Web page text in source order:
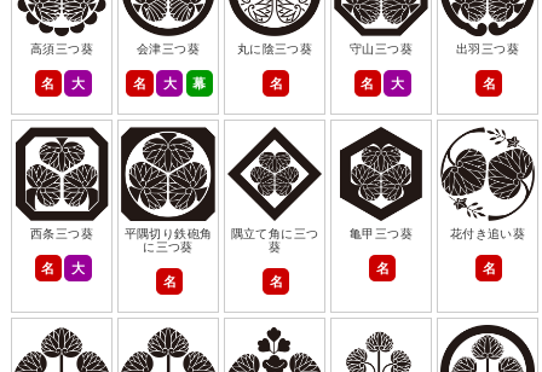
高須三つ葵
名 大
会津三つ葵
名 大 幕
丸に陰三つ葵
名
守山三つ葵
名 大
出羽三つ葵
名
西条三つ葵
名 大
平隅切り鉄砲角
に三つ葵
名
隅立て角に三つ
葵
名
亀甲三つ葵
名
花付き追い葵
名